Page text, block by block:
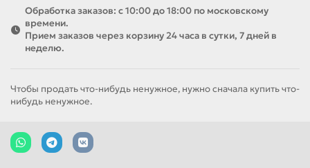
Обработка заказов: с 10:00 до 18:00 по московскому
времени.
Прием заказов через корзину 24 часа в сутки, 7 дней в
неделю.
Чтобы продать что-нибудь ненужное, нужно сначала купить что-
нибудь ненужное.